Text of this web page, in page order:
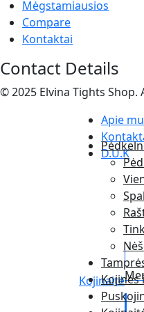
Mėgstamiausios
Compare
Kontaktai
Contact Details
© 2025 Elvina Tights Shop.
Apie
D.U.K
Kojinaitė
Kojinės